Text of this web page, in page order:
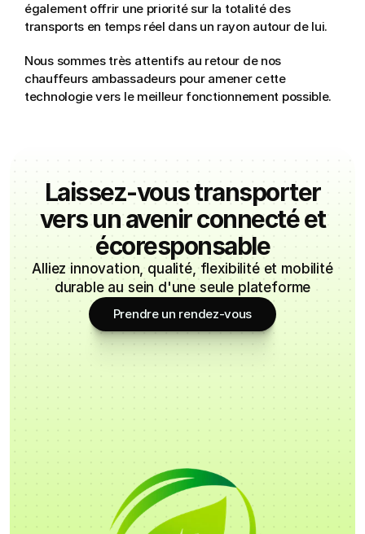
également offrir une priorité sur la totalité des
transports en temps réel dans un rayon autour de lui.
Nous sommes très attentifs au retour de nos
chauffeurs ambassadeurs pour amener cette
technologie vers le meilleur fonctionnement possible.
Laissez-vous transporter
vers un avenir connecté et
écoresponsable
Alliez innovation, qualité, flexibilité et mobilité
durable au sein d'une seule plateforme
Prendre un rendez-vous